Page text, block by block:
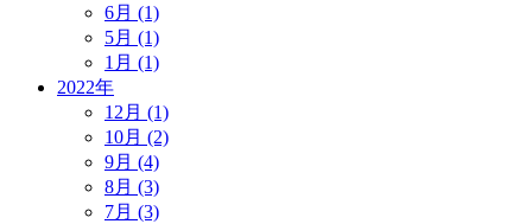
6月 (1)
5月 (1)
1月 (1)
2022年
12月 (1)
10月 (2)
9月 (4)
8月 (3)
7月 (3)